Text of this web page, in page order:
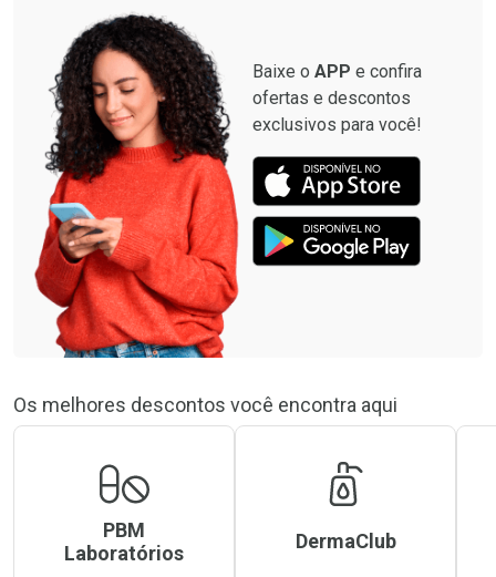
Baixe o APP e confira
ofertas e descontos
exclusivos para você!
Os melhores descontos você encontra aqui
PBM
Laboratórios
DermaClub